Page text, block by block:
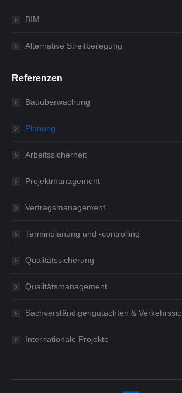
BIM
Alternative Streitbeilegung
Referenzen
Bauüberwachung
Planung
Arbeitssicherheit
Projektmanagement
Vertragsmanagement
Terminplanung und -controlling
Qualitätssicherung
Qualitätsmanagement
Sachverständigengutachten &
Internationale Projekte